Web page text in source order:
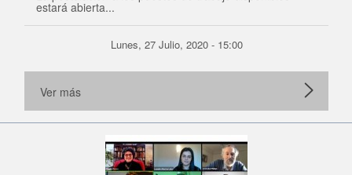
estará abierta...
Lunes, 27 Julio, 2020 - 15:00
Ver más